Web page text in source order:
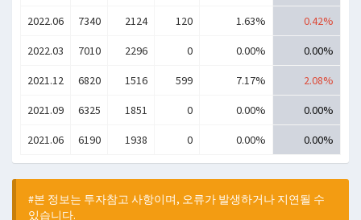
2022.06 7340 2124 120 1.63% 0.42%
2022.03 7010 2296 0 0.00% 0.00%
2021.12 6820 1516 599 7.17% 2.08%
2021.09 6325 1851 0 0.00% 0.00%
2021.06 6190 1938 0 0.00% 0.00%
#본 정보는 투자참고 사항이며, 오류가 발생하거나 지연될 수
있습니다.